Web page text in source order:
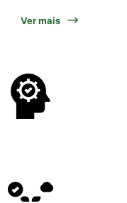
Ver mais